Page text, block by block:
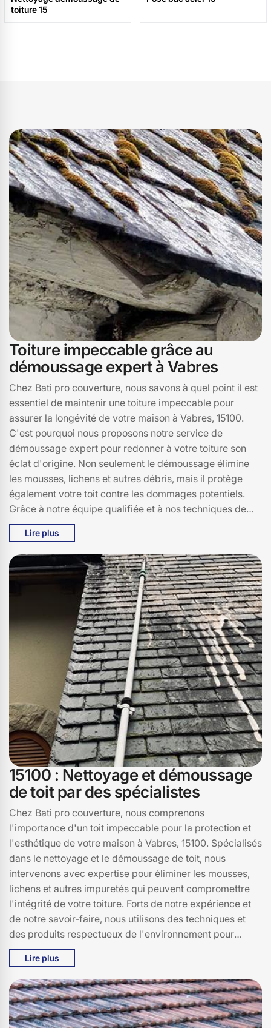
toiture 15
Toiture impeccable grâce au
démoussage expert à Vabres
Chez Bati pro couverture, nous savons à quel point il est
essentiel de maintenir une toiture impeccable pour
assurer la longévité de votre maison à Vabres, 15100.
C'est pourquoi nous proposons notre service de
démoussage expert pour redonner à votre toiture son
éclat d'origine. Non seulement le démoussage élimine
les mousses, lichens et autres débris, mais il protège
également votre toit contre les dommages potentiels.
Grâce à notre équipe qualifiée et à nos techniques de
pointe, nous garantissons une toiture propre, robuste et
esthétiquement plaisante. Vous serez surpris de voir à
quel point votre maison peut retrouver son éclat avec un
toit entretenu. Faites confiance à Bati pro couverture
pour un démoussage à Vabres, 15100 qui non seulement
embellit votre maison mais assure également sa
durabilité. Redonnez à votre toit la protection et la
beauté qu'il mérite grâce à notre expertise
professionnelle.
Lire plus
15100 : Nettoyage et démoussage
de toit par des spécialistes
Chez Bati pro couverture, nous comprenons
l'importance d'un toit impeccable pour la protection et
l'esthétique de votre maison à Vabres, 15100. Spécialisés
dans le nettoyage et le démoussage de toit, nous
intervenons avec expertise pour éliminer les mousses,
lichens et autres impuretés qui peuvent compromettre
l'intégrité de votre toiture. Forts de notre expérience et
de notre savoir-faire, nous utilisons des techniques et
des produits respectueux de l'environnement pour
garantir un résultat durable. Que ce soit pour un
nettoyage préventif ou un démoussage en profondeur,
notre équipe de spécialistes à Vabres se tient à votre
disposition pour redonner à votre toit tout son éclat et sa
solidité. Faites confiance à Bati pro couverture pour un
entretien de qualité, adapté aux spécificités de votre
Lire plus